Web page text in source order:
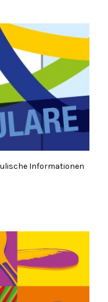
Informationen